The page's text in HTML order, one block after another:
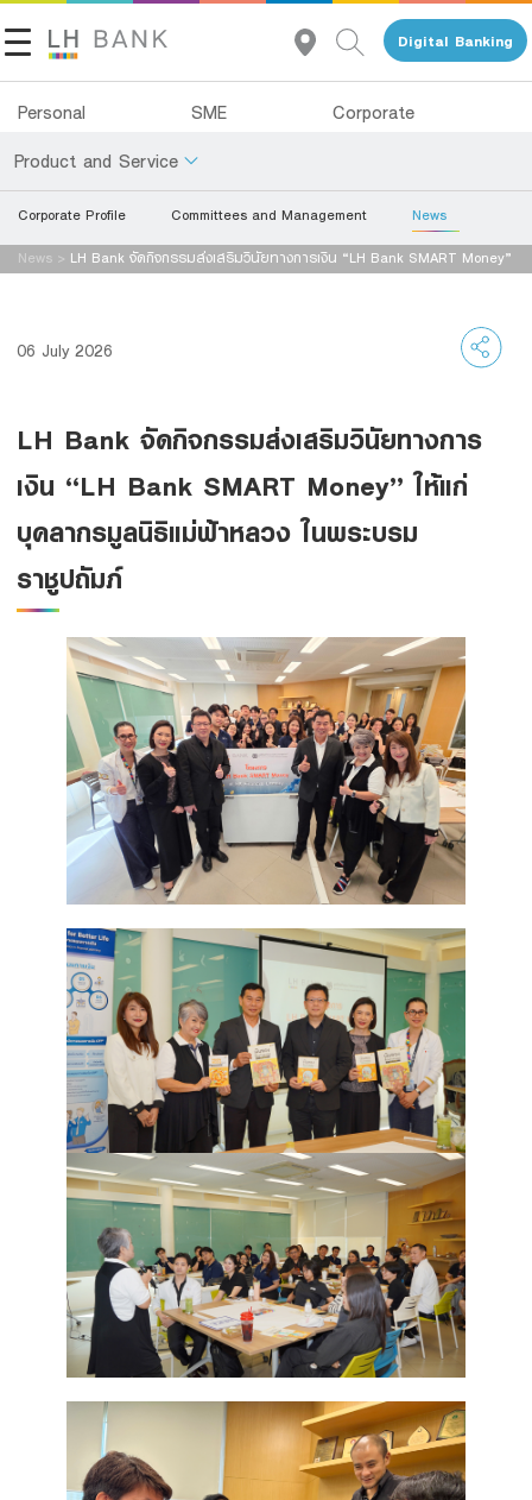
Digital Banking
Personal SME Corporate
Product and Service
About Us
Contact Us
Tel 1327 TH EN
Deposits
Services
Digital Banking
Family Banking
Corporate Profile Committees and Management News
News > LH Bank จัดกิจกรรมส่งเสริมวินัยทางการเงิน “LH Bank SMART Money”
06 July 2026
LH Bank จัดกิจกรรมส่งเสริมวินัยทางการ
เงิน “LH Bank SMART Money” ให้แก่
บุคลากรมูลนิธิแม่ฟ้าหลวง ในพระบรม
ราชูปถัมภ์